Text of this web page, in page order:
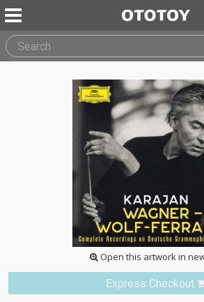
Open this artwork in
Express Checkout